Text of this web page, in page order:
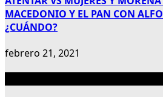
MACEDONIO Y EL PAN CON
¿CUÁNDO?
febrero 21, 2021